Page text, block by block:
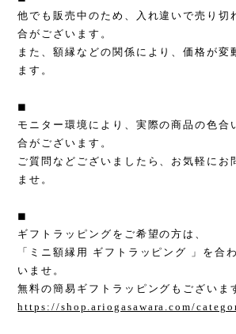
他でも販売中のため、入れ違いで売り切
合がございます。
また、額縁などの関係により、価格が変
ます。
◼︎
モニター環境により、実際の商品の色合
合がございます。
ご質問などございましたら、お気軽にお
ませ。
◼︎
ギフトラッピングをご希望の方は、
「ミニ額縁用 ギフトラッピング 」を合
いませ。
無料の簡易ギフトラッピングもございま
https://shop.ariogasawara.com/